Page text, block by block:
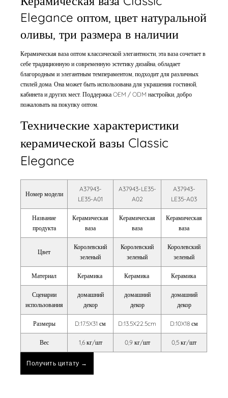
Elegance оптом, цвет натуральной
оливы, три размера в наличии
Керамическая ваза оптом классической элегантности, эта ваза сочетает в
себе традиционную и современную эстетику дизайна, обладает
благородным и элегантным темпераментом, подходит для различных
стилей дома. Она может быть использована для украшения гостиной,
кабинета и других мест. Поддержка OEM / ODM настройки, добро
пожаловать на покупку оптом.
Технические характеристики
керамической вазы Classic
Elegance
Номер модели
A37943-
LE35-A01
A37943-LE35-
A02
A37943-
LE35-A03
Название
продукта
Керамическая
ваза
Керамическая
ваза
Керамическая
ваза
Цвет
Королевский
зеленый
Королевский
зеленый
Королевский
зеленый
Материал Керамика Керамика Керамика
Сценарии
использования
домашний
декор
домашний
декор
домашний
декор
Размеры D:17.5X31 см D:13.5X22.5cm D:10X18 см
Вес 1,6 кг/шт 0,9 кг/шт 0,5 кг/шт
Получить цитату →